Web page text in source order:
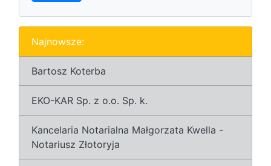
Najnowsze:
Bartosz Koterba
EKO-KAR Sp. z o.o. Sp. k.
Kancelaria Notarialna Małgorzata Kwella -
Notariusz Złotoryja